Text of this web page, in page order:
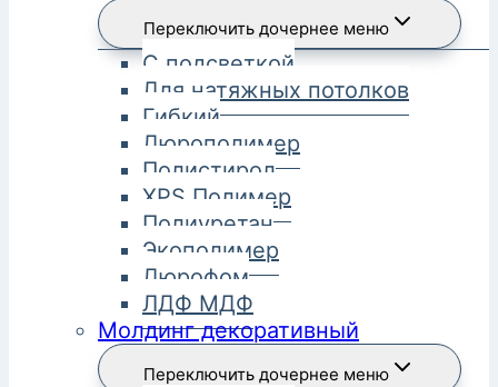
Переключить дочернее меню
С подсветкой
Для натяжных потолков
Гибкий
Дюрополимер
Полистирол
XPS Полимер
Полиуретан
Экополимер
Дюрофом
ЛДФ МДФ
Молдинг декоративный
Переключить дочернее меню